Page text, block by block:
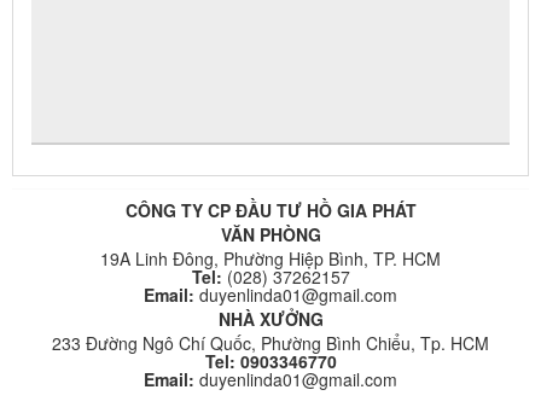
CÔNG TY CP ĐẦU TƯ HỒ GIA PHÁT
VĂN PHÒNG
19A Linh Đông, Phường Hiệp Bình, TP. HCM
Tel: (028) 37262157
Email: duyenlinda01@gmail.com
NHÀ XƯỞNG
233 Đường Ngô Chí Quốc, Phường Bình Chiểu, Tp. HCM
Tel: 0903346770
Email: duyenlinda01@gmail.com